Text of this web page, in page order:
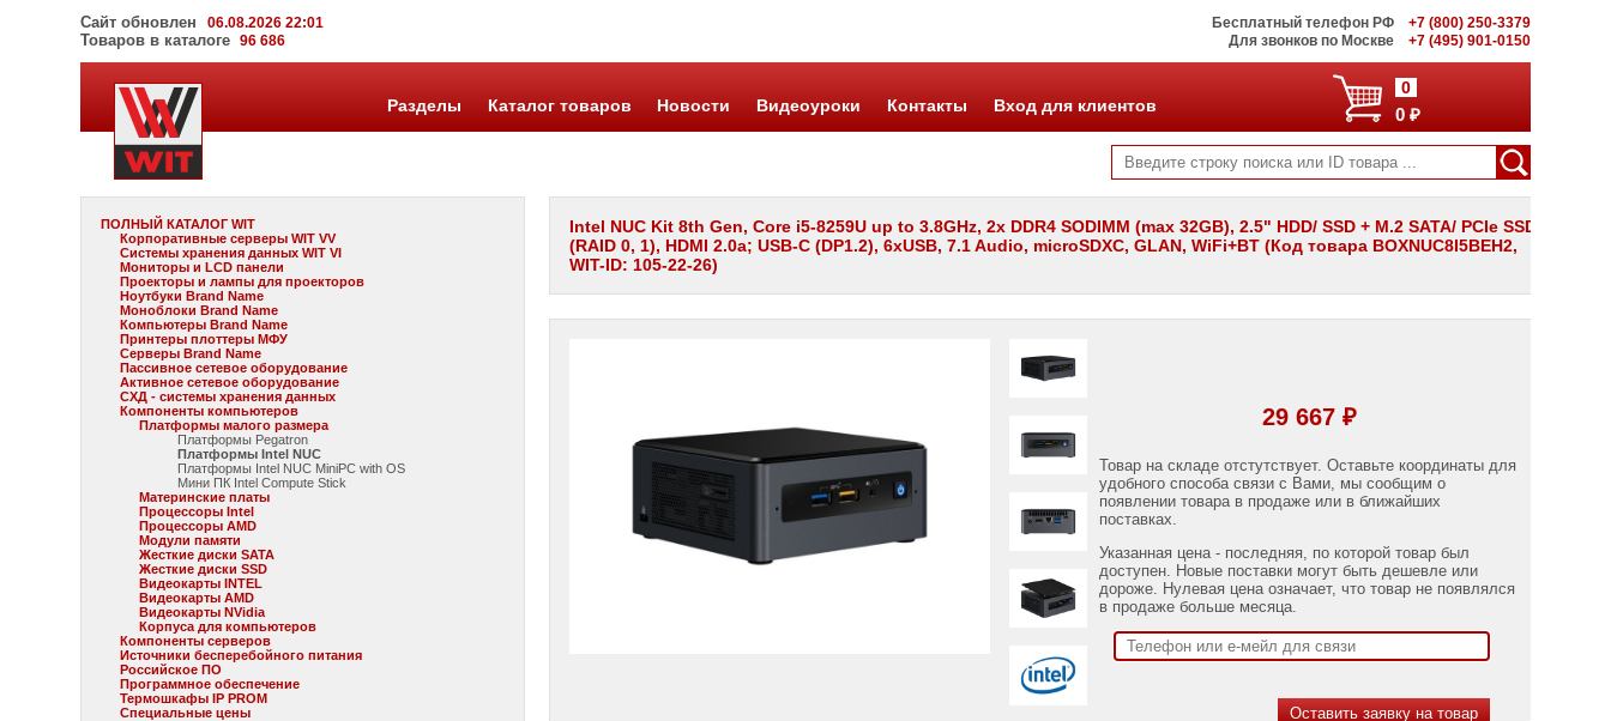
Сайт обновлен 06.08.2026 22:01
Товаров в каталоге96 686
Бесплатный телефон РФ
+7 (800) 250-3379
Для звонков по Москве
+7 (495) 901-0150
0
0 ₽
Разделы Каталог товаров Новости Видеоуроки Контакты Вход для клиентов
ПОЛНЫЙ КАТАЛОГ WIT
Корпоративные серверы WIT VV
Системы хранения данных WIT VI
Мониторы и LCD панели
Проекторы и лампы для проекторов
Ноутбуки Brand Name
Моноблоки Brand Name
Компьютеры Brand Name
Принтеры плоттеры МФУ
Серверы Brand Name
Пассивное сетевое оборудование
Активное сетевое оборудование
СХД - системы хранения данных
Компоненты компьютеров
Платформы малого размера
Платформы Pegatron
Платформы Intel NUC
Платформы Intel NUC MiniPC with OS
Мини ПК Intel Compute Stick
Материнские платы
Процессоры Intel
Процессоры AMD
Модули памяти
Жесткие диски SATA
Жесткие диски SSD
Видеокарты INTEL
Видеокарты AMD
Видеокарты NVidia
Корпуса для компьютеров
Компоненты серверов
Источники бесперебойного питания
Российское ПО
Программное обеспечение
Термошкафы IP PROM
Специальные цены
Intel NUC Kit 8th Gen, Core i5-8259U up to 3.8GHz, 2x DDR4 SODIMM (max 32GB), 2.5" HDD/ SSD + M.2 SATA/ PCIe SSD
(RAID 0, 1), HDMI 2.0a; USB-C (DP1.2), 6xUSB, 7.1 Audio, microSDXC, GLAN, WiFi+BT (Код товара BOXNUC8I5BEH2,
WIT-ID: 105-22-26)
29 667 ₽
Товар на складе отстутствует. Оставьте координаты для
удобного способа связи с Вами, мы сообщим о
появлении товара в продаже или в ближайших
поставках.
Указанная цена - последняя, по которой товар был
доступен. Новые поставки могут быть дешевле или
дороже. Нулевая цена означает, что товар не появлялся
в продаже больше месяца.